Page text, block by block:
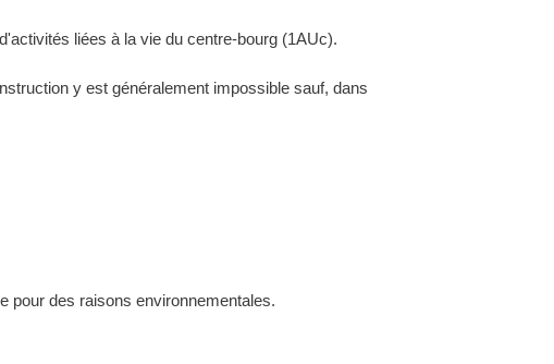
liées à la vie du centre-bourg (1AUc).
y est généralement impossible sauf, dans
pour des raisons environnementales.